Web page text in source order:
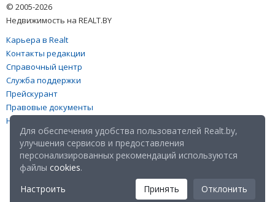
© 2005-2026
Недвижимость на REALT.BY
Карьера в Realt
Контакты редакции
Справочный центр
Служба поддержки
Прейскурант
Правовые документы
Настройка файлов cookies
Для обеспечения удобства пользователей Realt.by,
улучшения сервисов и предоставления
персонализированных рекомендаций используются
файлы cookies.
Настроить
Принять Отклонить